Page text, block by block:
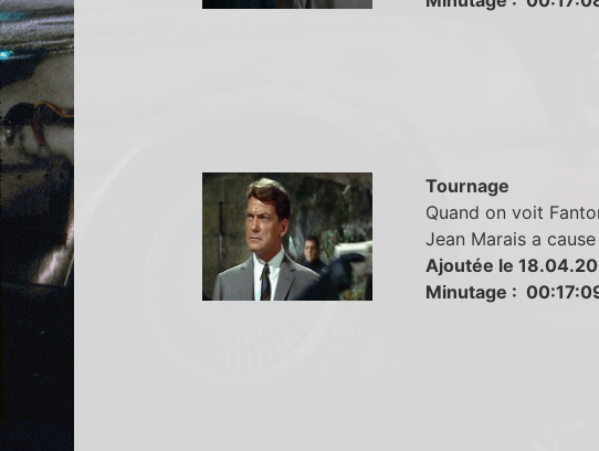
Tournage
Quand on voit
Jean Marais a
Ajoutée le
Minutage :